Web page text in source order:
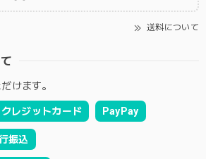
送料について
けます。
クレジットカード PayPay
振込